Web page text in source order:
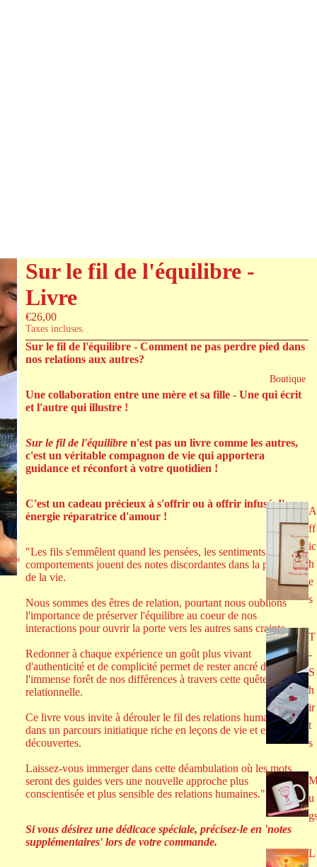
Boutique
A
ff
ic
h
e
s
T
-
S
h
ir
t
s
u
L
Sur le fil de l'équilibre -
Livre
€26,00
Taxes incluses.
Sur le fil de l'équilibre - Comment ne pas perdre pied dans
nos relations aux autres?
Une collaboration entre une mère et sa fille - Une qui écrit
et l'autre qui illustre !
Sur le fil de l'équilibre n'est pas un livre comme les autres,
c'est un véritable compagnon de vie qui apportera
guidance et réconfort à votre quotidien !
C'est un cadeau précieux à s'offrir ou à offrir infusé d'une
énergie réparatrice d'amour !
"Les fils s'emmêlent quand les pensées, les sentiments et les
comportements jouent des notes discordantes dans la partition
de la vie.
Nous sommes des êtres de relation, pourtant nous oublions
l'importance de préserver l'équilibre au coeur de nos
interactions pour ouvrir la porte vers les autres sans crainte.
Redonner à chaque expérience un goût plus vivant
d'authenticité et de complicité permet de rester ancré dans
l'immense forêt de nos différences à travers cette quête
relationnelle.
Ce livre vous invite à dérouler le fil des relations humaines
dans un parcours initiatique riche en leçons de vie et en belles
découvertes.
Laissez-vous immerger dans cette déambulation où les mots
seront des guides vers une nouvelle approche plus
conscientisée et plus sensible des relations humaines."
Si vous désirez une dédicace spéciale, précisez-le en 'notes
supplémentaires' lors de votre commande.